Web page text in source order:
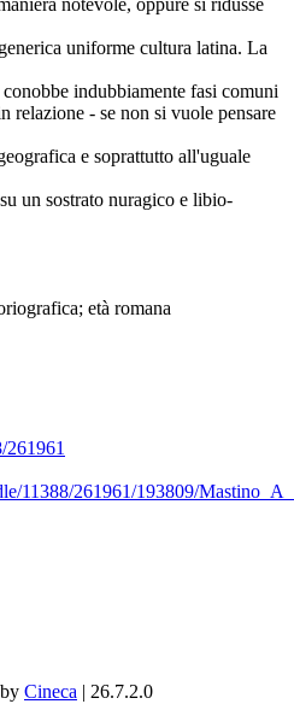
notevole, oppure si ridusse
uniforme cultura latina. La
indubbiamente fasi comuni
relazione - se non si vuole pensare
e soprattutto all'uguale
un sostrato nuragico e libio-
età romana
261961
11388/261961/193809/
Cineca | 26.7.2.0